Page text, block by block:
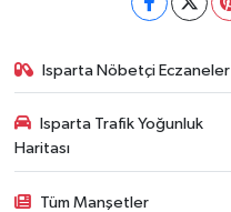
Isparta Nöbetçi Eczaneler
Isparta Trafik Yoğunluk
Haritası
Tüm Manşetler